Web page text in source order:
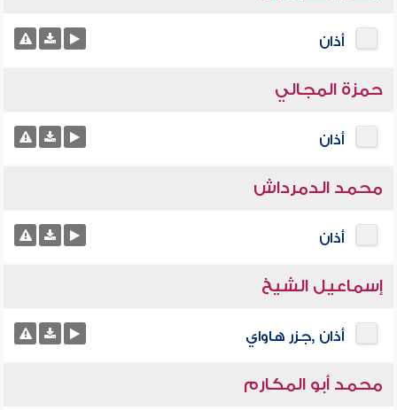
أذان
حمزة المجالي
أذان
محمد الدمرداش
أذان
إسماعيل الشيخ
أذان ,جزر هاواي
محمد أبو المكارم